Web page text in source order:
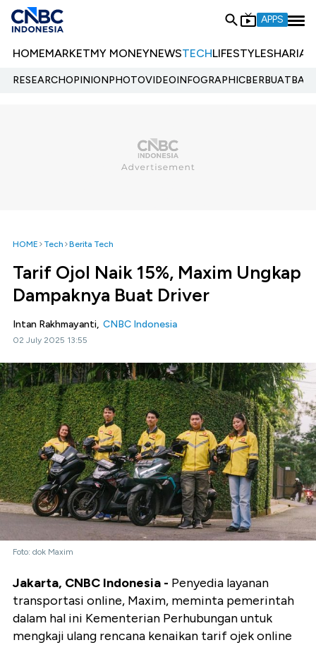
APPS
HOMEMARKETMY MONEYNEWSTECHLIFESTYLESHARIA
RESEARCHOPINIONPHOTOVIDEOINFOGRAPHIC
HOME Tech Berita Tech
Tarif Ojol Naik 15%, Maxim Ungkap
Dampaknya Buat Driver
Intan Rakhmayanti, CNBC Indonesia
02 July 2025 13:55
Foto: dok Maxim
Jakarta, CNBC Indonesia - Penyedia layanan
transportasi online, Maxim, meminta pemerintah
dalam hal ini Kementerian Perhubungan untuk
mengkaji ulang rencana kenaikan tarif ojek online